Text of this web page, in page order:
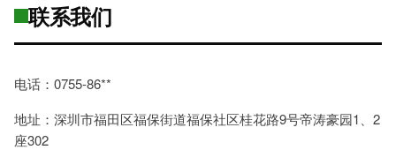
联系我们
电话：0755-86**
地址：深圳市福田区福保街道福保社区桂花路9号帝涛豪园1、2
座302